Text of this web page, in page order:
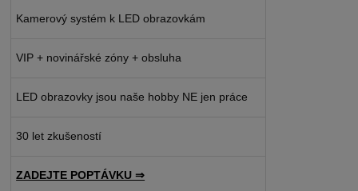
Kamerový systém k LED obrazovkám
VIP + novinářské zóny + obsluha
LED obrazovky jsou naše hobby NE jen práce
30 let zkušeností
ZADEJTE POPTÁVKU ⇒